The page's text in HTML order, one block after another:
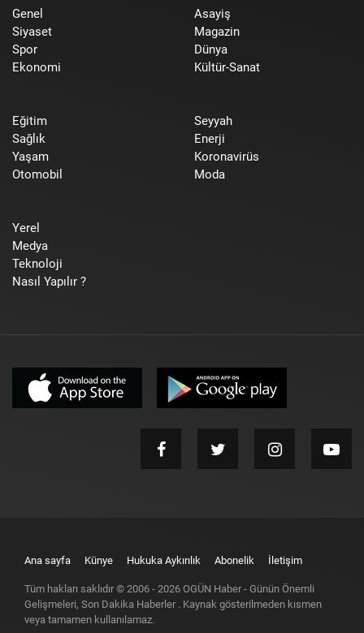
Genel
Siyaset
Spor
Ekonomi
Asayiş
Magazin
Dünya
Kültür-Sanat
Eğitim
Sağlık
Yaşam
Otomobil
Seyyah
Enerji
Koronavirüs
Moda
Yerel
Medya
Teknoloji
Nasıl Yapılır ?
Ana sayfa Künye Hukuka Aykırılık Abonelik İletişim
Tüm hakları saklıdır © 2006 - 2026 OGÜN Haber - Günün Önemli
Gelişmeleri, Son Dakika Haberler . Kaynak gösterilmeden kısmen
veya tamamen kullanılamaz.